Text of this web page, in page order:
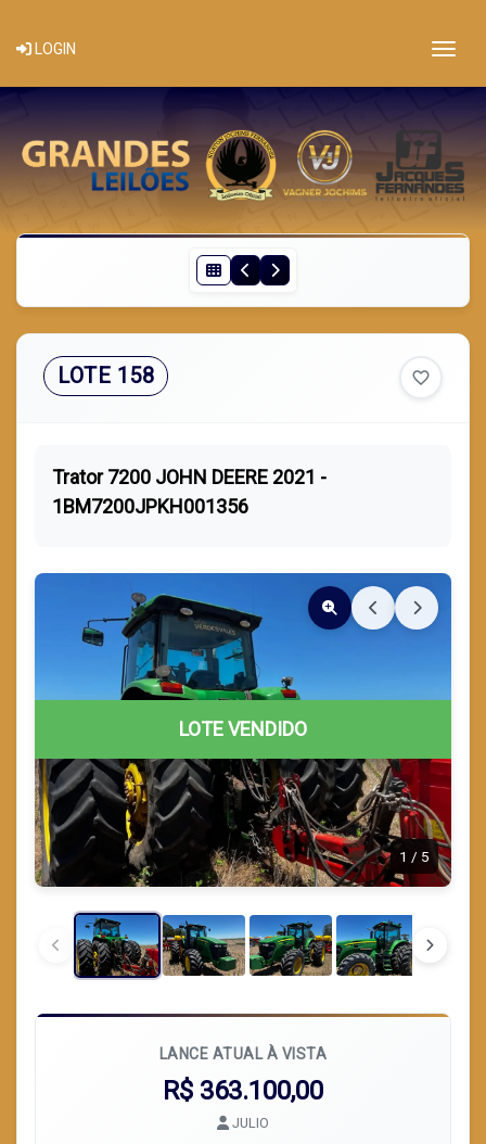
LOGIN
LOTE 158 favorite_border
Trator 7200 JOHN DEERE 2021 -
1BM7200JPKH001356
LOTE VENDIDO
1 / 5
LANCE ATUAL À VISTA
R$ 363.100,00
JULIO